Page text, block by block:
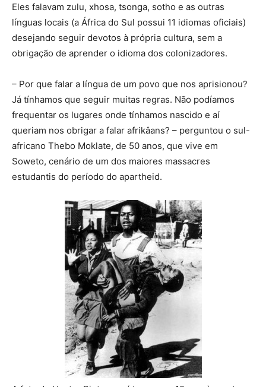
Eles falavam zulu, xhosa, tsonga, sotho e as outras
línguas locais (a África do Sul possui 11 idiomas oficiais)
desejando seguir devotos à própria cultura, sem a
obrigação de aprender o idioma dos colonizadores.
– Por que falar a língua de um povo que nos aprisionou?
Já tínhamos que seguir muitas regras. Não podíamos
frequentar os lugares onde tínhamos nascido e aí
queriam nos obrigar a falar afrikâans? – perguntou o sul-
africano Thebo Moklate, de 50 anos, que vive em
Soweto, cenário de um dos maiores massacres
estudantis do período do apartheid.